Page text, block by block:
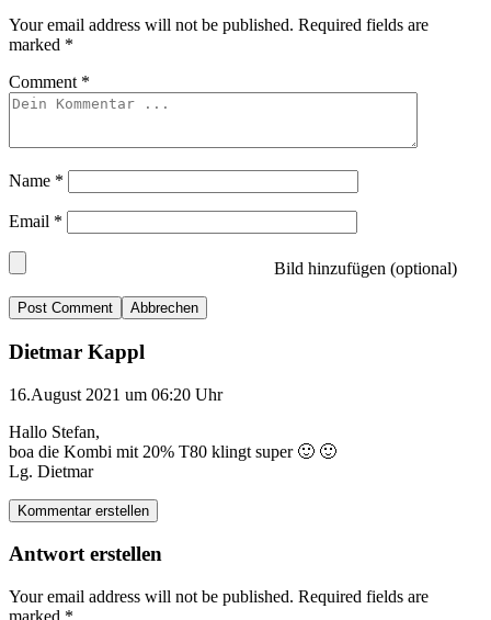
Your email address will not be published. Required fields are
marked *
Comment *
Name *
Email *
Bild hinzufügen (optional)
Abbrechen
Dietmar Kappl
16.August 2021 um 06:20 Uhr
Hallo Stefan,
boa die Kombi mit 20% T80 klingt super 🙂 🙂
Lg. Dietmar
Kommentar erstellen
Antwort erstellen
Your email address will not be published. Required fields are